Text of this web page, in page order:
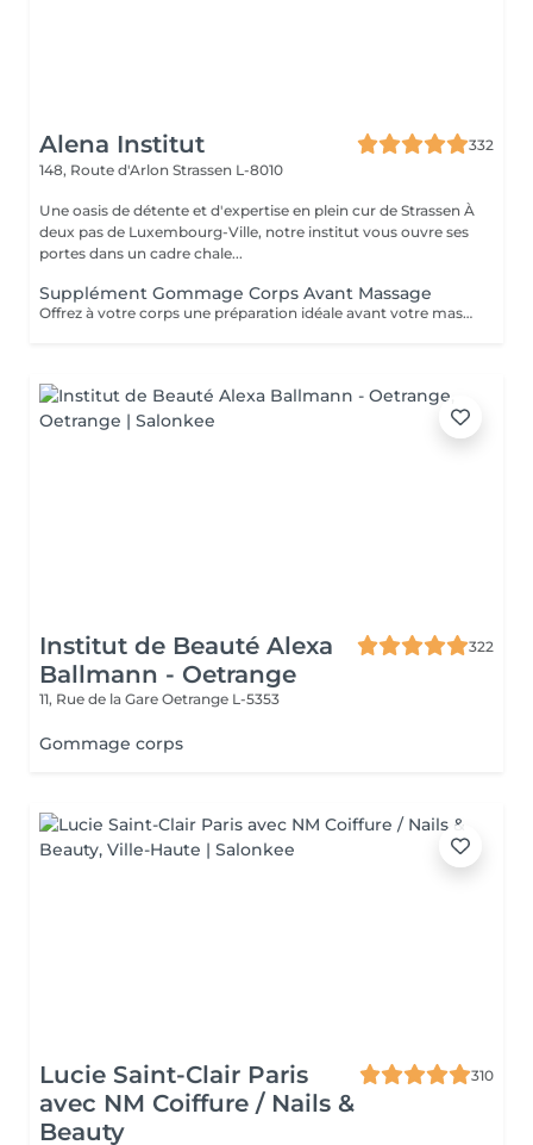
Alena Institut
332
148, Route d'Arlon Strassen L-8010
Une oasis de détente et d'expertise en plein cur de Strassen À
deux pas de Luxembourg-Ville, notre institut vous ouvre ses
portes dans un cadre chale...
Supplément Gommage Corps Avant Massage
Offrez à votre corps une préparation idéale avant votre massage grâce à notre gommage corps exfoliant. Ce soin permet d'éliminer en douceur les cellules mortes, d'affiner le grain de peau et de stimuler la circulation, afin de maximiser les bienfaits du massage. La peau est plus lisse, plus douce et absorbe mieux les huiles et actifs utilisés pendant le massage.
Institut de Beauté Alexa
Ballmann - Oetrange
322
11, Rue de la Gare Oetrange L-5353
Gommage corps
Lucie Saint-Clair Paris
avec NM Coiffure / Nails &
Beauty
310